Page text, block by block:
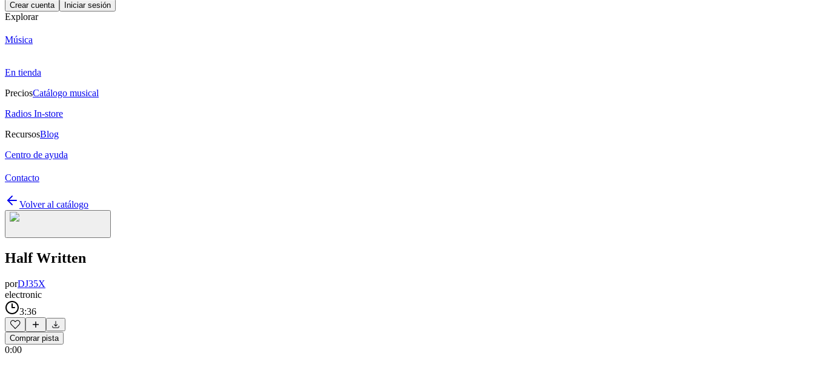
Crear cuenta Iniciar sesión
Explorar
Música
En tienda
PreciosCatálogo musical
Radios In-store
RecursosBlog
Centro de ayuda
Contacto
Volver al catálogo
Half Written
porDJ35X
electronic
3:36
Comprar pista
0:00